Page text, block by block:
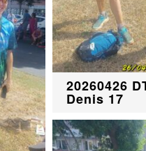
20260426
Denis 17